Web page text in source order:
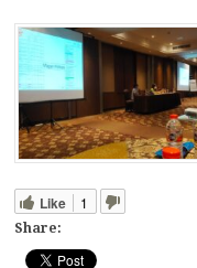
Like 1
Share: